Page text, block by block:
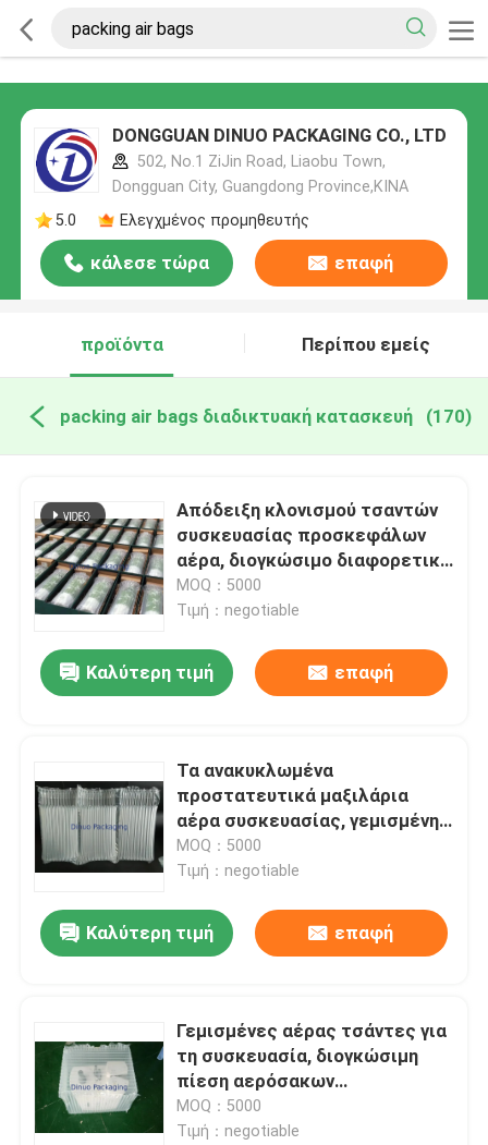
DONGGUAN DINUO PACKAGING CO., LTD
502, No.1 ZiJin Road, Liaobu Town,
Dongguan City, Guangdong Province,ΚΙΝΑ
5.0
Ελεγχμένος προμηθευτής
κάλεσε τώρα επαφή
προϊόντα Περίπου εμείς
packing air bags διαδικτυακή κατασκευή (170)
Απόδειξη κλονισμού τσαντών
συσκευασίας προσκεφάλων
αέρα, διογκώσιμο διαφορετικό
μέγεθος αερόσακων
συσκευασίας
MOQ：5000
Τιμή：negotiable
Καλύτερη τιμή επαφή
Τα ανακυκλωμένα
προστατευτικά μαξιλάρια
αέρα συσκευασίας, γεμισμένη
αέρας συσκευασία τοποθετούν
8,5 " X14.5» #3 σε σάκκο
MOQ：5000
Τιμή：negotiable
Καλύτερη τιμή επαφή
Γεμισμένες αέρας τσάντες για
τη συσκευασία, διογκώσιμη
πίεση αερόσακων
συσκευασίας ανθεκτική
MOQ：5000
Τιμή：negotiable